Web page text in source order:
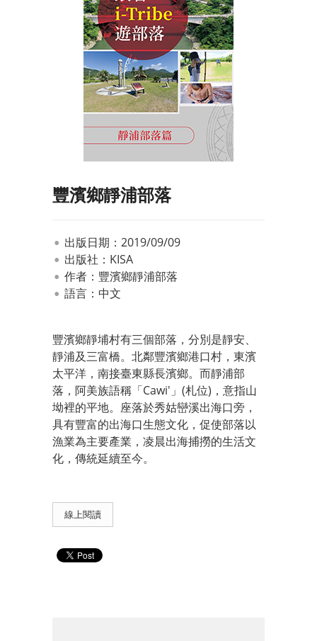
豐濱鄉靜浦部落
出版日期：2019/09/09
出版社：KISA
作者：豐濱鄉靜浦部落
語言：中文
豐濱鄉靜埔村有三個部落，分別是靜安、
靜浦及三富橋。北鄰豐濱鄉港口村，東濱
太平洋，南接臺東縣長濱鄉。而靜浦部
落，阿美族語稱「Cawi'」(札位)，意指山
坳裡的平地。座落於秀姑巒溪出海口旁，
具有豐富的出海口生態文化，促使部落以
漁業為主要產業，凌晨出海捕撈的生活文
化，傳統延續至今。
線上閱讀